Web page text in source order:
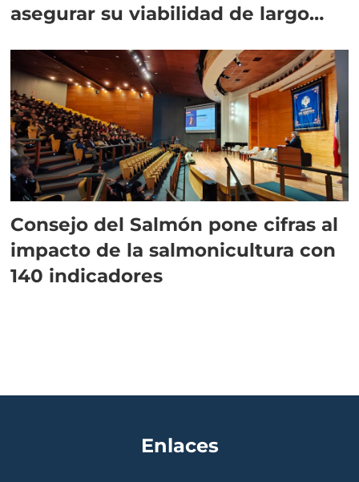
asegurar su viabilidad de largo
Consejo del Salmón pone cifras al
impacto de la salmonicultura con
140 indicadores
Enlaces